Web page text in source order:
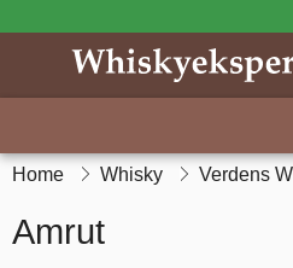
Home Whisky Verdens
Amrut